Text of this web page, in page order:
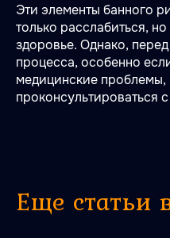
Эти элементы банного
только расслабиться,
здоровье. Однако,
процесса, особенно
медицинские проблемы,
проконсультироваться
Еще статьи